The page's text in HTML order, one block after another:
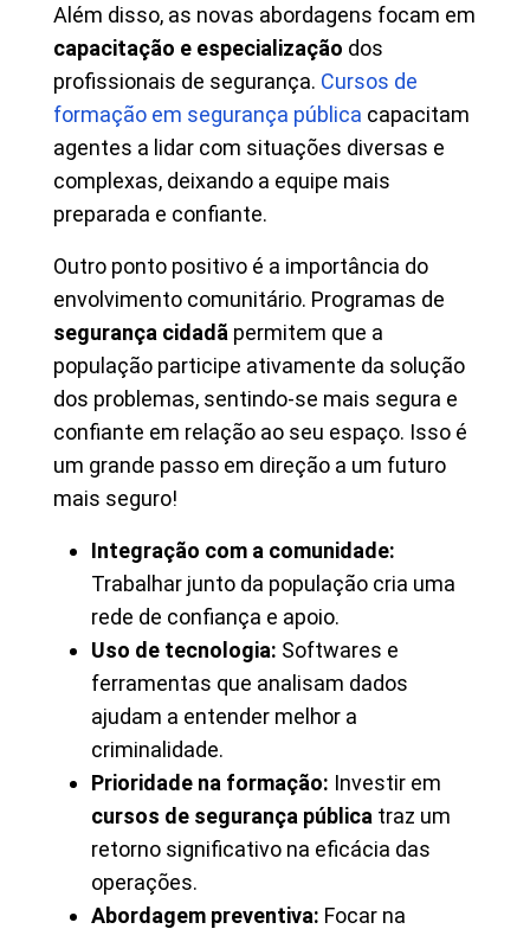
Além disso, as novas abordagens focam em
capacitação e especialização dos
profissionais de segurança. Cursos de
formação em segurança pública capacitam
agentes a lidar com situações diversas e
complexas, deixando a equipe mais
preparada e confiante.
Outro ponto positivo é a importância do
envolvimento comunitário. Programas de
segurança cidadã permitem que a
população participe ativamente da solução
dos problemas, sentindo-se mais segura e
confiante em relação ao seu espaço. Isso é
um grande passo em direção a um futuro
mais seguro!
Integração com a comunidade:
Trabalhar junto da população cria uma
rede de confiança e apoio.
Uso de tecnologia: Softwares e
ferramentas que analisam dados
ajudam a entender melhor a
criminalidade.
Prioridade na formação: Investir em
cursos de segurança pública traz um
retorno significativo na eficácia das
operações.
Abordagem preventiva: Focar na